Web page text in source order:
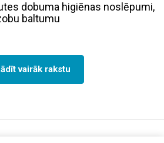
dobuma higiēnas noslēpumi,
baltumu
vairāk rakstu